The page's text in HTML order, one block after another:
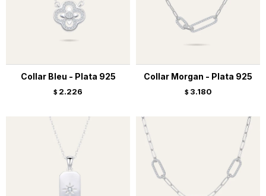
Collar Bleu - Plata 925
$ 2.226
Collar Morgan - Plata 925
$ 3.180